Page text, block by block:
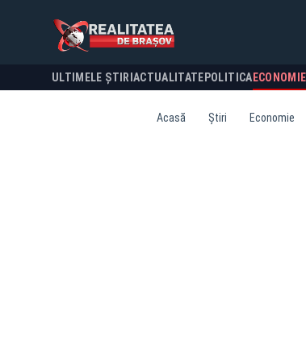
ULTIMELE ȘTIRI ACTUALITATE POLITICA ECONOMIE
Acasă Știri Economie